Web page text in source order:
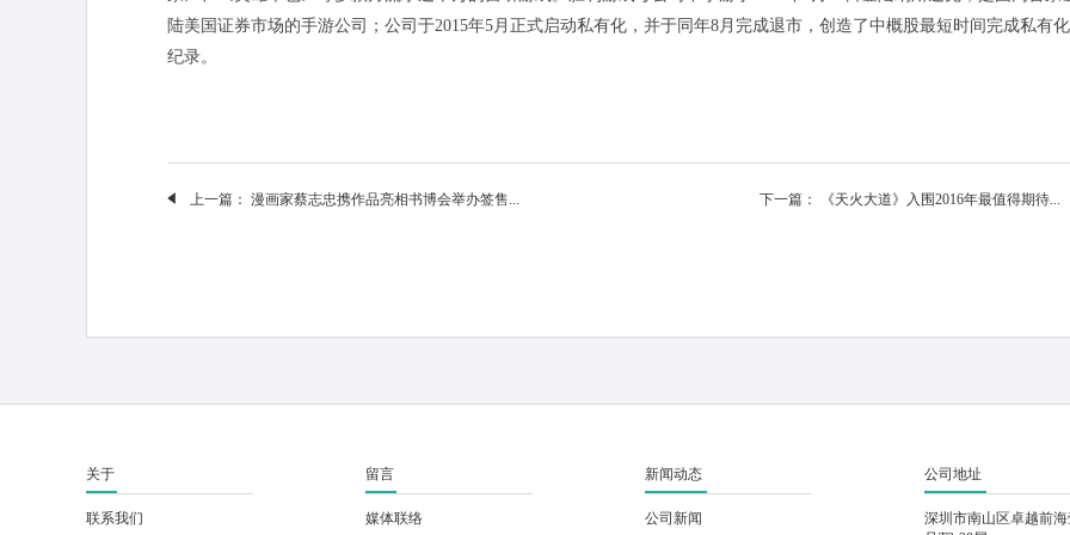
陆美国证券市场的手游公司；公司于2015年5月正式启动私有化，并于同年8月完成退市，创造了中概股最短时间完成私有
纪录。
上一篇： 漫画家蔡志忠携作品亮相书博会举办签售... 下一篇： 《天火大道》入围2016年最值得期待...
关于
联系我们
留言
媒体联络
新闻动态
公司新闻
公司地址
深圳市南山区卓越前